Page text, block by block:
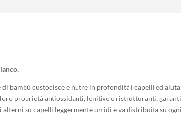
di bambù custodisce e nutre in profondità i capelli ed
proprietà antiossidanti, lenitive e ristrutturanti,
su capelli leggermente umidi e va distribuita su